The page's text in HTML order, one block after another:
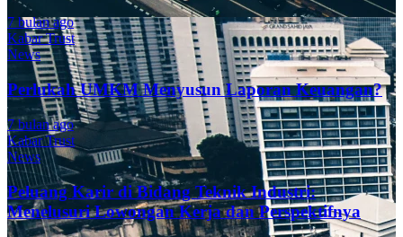
7 bulan ago
Kabar Trust
News
Perlukah UMKM Menyusun Laporan Keuangan?
7 bulan ago
Kabar Trust
News
Peluang Karir di Bidang Teknik Industri:
Menelusuri Lowongan Kerja dan Perspektifnya